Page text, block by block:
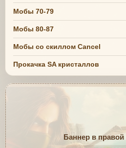
Мобы 70-79
Мобы 80-87
Мобы со скиллом Cancel
Прокачка SA кристаллов
Баннер в правой